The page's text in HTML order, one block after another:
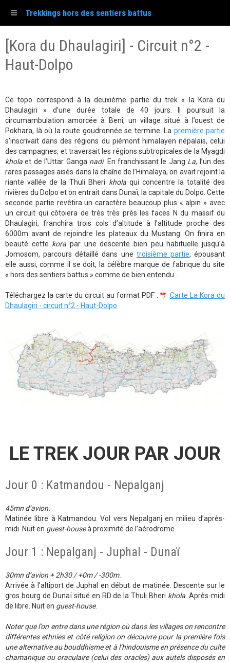
Trekkings hors des sentiers battus
[Kora du Dhaulagiri] - Circuit n°2 -
Haut-Dolpo
Ce topo correspond à la deuxième partie du trek « la Kora du
Dhaulagiri » d’une durée totale de 40 jours. Il poursuit la
circumambulation amorcée à Beni, un village situé à l’ouest de
Pokhara, là où la route goudronnée se termine. La première partie
s’inscrivait dans des régions du piémont himalayen népalais, celui
des campagnes, et traversait les régions subtropicales de la Myagdi
kholaet de l’Uttar Ganga nadi. En franchissant le Jang La, l’un des
rares passages aisés dans la chaîne de l’Himalaya, on avait rejoint la
riante vallée de la Thuli Bheri kholaqui concentre la totalité des
rivières du Dolpo et on entrait dans Dunaï, la capitale du Dolpo. Cette
seconde partie revêtira un caractère beaucoup plus « alpin » avec
un circuit qui côtoiera de très très près les faces N du massif du
Dhaulagiri, franchira trois cols d’altitude à l'altitude proche des
6000m avant de rejoindre les plateaux du Mustang. On finira en
beauté cette kora par une descente bien peu habituelle jusqu'à
Jomosom, parcours détaillé dans une troisième partie, épousant
elle aussi, comme il se doit, la célèbre marque de fabrique du site
« hors des sentiers battus » comme de bien entendu…
Téléchargez la carte du circuit au format PDF :
Carte La Kora du
Dhaulagiri - circuit n°2 - Haut-Dolpo
LE TREK JOUR PAR JOUR
Jour 0 : Katmandou - Nepalganj
45mn d’avion.
Matinée libre à Katmandou. Vol vers Nepalganj en milieu d’après-
midi. Nuit en guest-houseà proximité de l’aérodrome.
Jour 1 : Nepalganj - Juphal - Dunaï
30mn d’avion +2h30 / +0m / -300m.
Arrivée à l’altiport de Juphal en début de matinée. Descente sur le
gros bourg de Dunaï situé en RD de la Thuli Bheri khola. Après-midi
de libre. Nuit en guest-house.
Noter que l'on entre dans une région où dans les villages on rencontre
différentes ethnies et côté religion on découvre pour la première fois
une alternative au bouddhisme et à l’hindouisme en présence du culte
chamanique ou oraculaire (celui des oracles) aux autels disposés en